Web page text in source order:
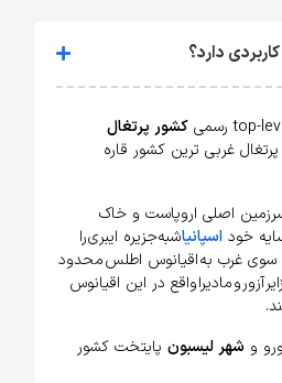
کشور پرتغال
غربی ترین کشور قاره
اصلی اروپاست و خاک
خود اسپانیاشبه‌جزیره ایبری را
سوی غرب به اقیانوس اطلس محدود
و مادیرا واقع در این اقیانوس
و شهر لیسبون پایتخت کشور